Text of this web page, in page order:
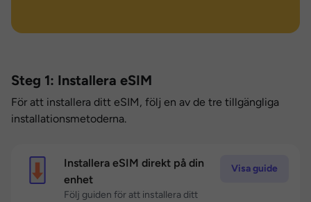
Steg 1: Installera eSIM
För att installera ditt eSIM, följ en av de tre tillgängliga
installationsmetoderna.
Installera eSIM direkt på din
enhet
Följ guiden för att installera ditt
Visa guide